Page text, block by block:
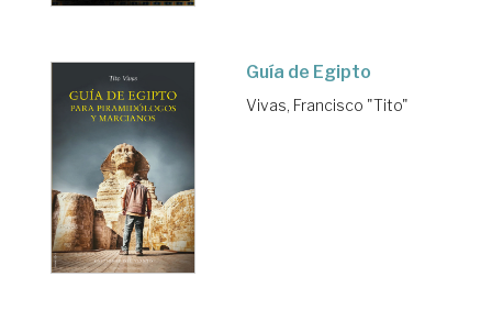
Guía de Egipto
Vivas, Francisco "Tito"